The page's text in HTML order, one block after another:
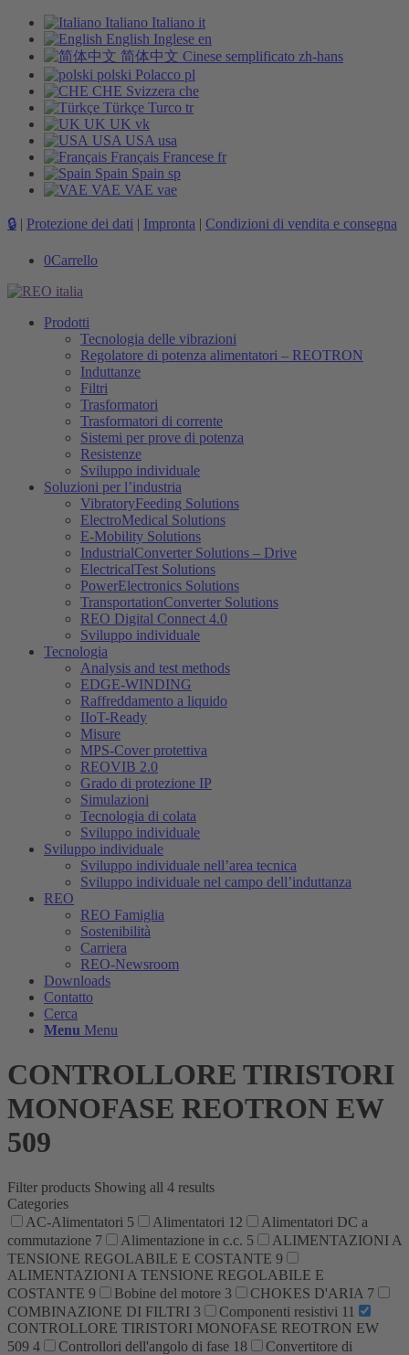
Italiano Italiano it
English Inglese en
简体中文 Cinese semplificato zh-hans
polski Polacco pl
CHE Svizzera che
Türkçe Turco tr
UK UK vk
USA USA usa
Français Francese fr
Spain Spain sp
VAE VAE vae
🔒 | Protezione dei dati | Impronta | Condizioni di vendita e consegna
0Carrello
Prodotti
Tecnologia delle vibrazioni
Regolatore di potenza alimentatori – REOTRON
Induttanze
Filtri
Trasformatori
Trasformatori di corrente
Sistemi per prove di potenza
Resistenze
Sviluppo individuale
Soluzioni per l’industria
VibratoryFeeding Solutions
ElectroMedical Solutions
E-Mobility Solutions
IndustrialConverter Solutions – Drive
ElectricalTest Solutions
PowerElectronics Solutions
TransportationConverter Solutions
REO Digital Connect 4.0
Sviluppo individuale
Tecnologia
Analysis and test methods
EDGE-WINDING
Raffreddamento a liquido
IIoT-Ready
Misure
MPS-Cover protettiva
REOVIB 2.0
Grado di protezione IP
Simulazioni
Tecnologia di colata
Sviluppo individuale
Sviluppo individuale
Sviluppo individuale nell’area tecnica
Sviluppo individuale nel campo dell’induttanza
REO
REO Famiglia
Sostenibilità
Carriera
REO-Newsroom
Downloads
Contatto
Cerca
Menu Menu
CONTROLLORE TIRISTORI
MONOFASE REOTRON EW
509
Filter products Showing all 4 results
Categories
AC-Alimentatori 5 Alimentatori 12
Alimentatori DC a
commutazione 7 Alimentazione in c.c. 5
ALIMENTAZIONI A
TENSIONE REGOLABILE E COSTANTE 9
ALIMENTAZIONI A TENSIONE REGOLABILE E
COSTANTE 9 Bobine del motore 3 CHOKES D'ARIA 7
COMBINAZIONE DI FILTRI 3 Componenti resistivi 11
CONTROLLORE TIRISTORI MONOFASE REOTRON EW
509 4 Controllori dell'angolo di fase 18
Convertitore di